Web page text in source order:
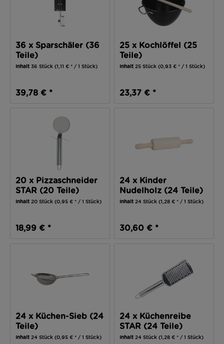
36 x Sparschäler (36
Teile)
Inhalt36 Stück(1,11 € * / 1 Stück)
39,78 € *
25 x Kochlöffel (25
Teile)
Inhalt25 Stück(0,93 € * / 1 Stück)
23,37 € *
20 x Pizzaschneider
STAR (20 Teile)
Inhalt20 Stück(0,95 € * / 1 Stück)
18,99 € *
24 x Kinder
Nudelholz (24 Teile)
Inhalt24 Stück(1,28 € * / 1 Stück)
30,60 € *
24 x Küchen-Sieb (24
Teile)
Inhalt 24 Stück(0,95 € * / 1 Stück)
24 x Küchenreibe
STAR (24 Teile)
Inhalt 24 Stück(1,28 € * / 1 Stück)